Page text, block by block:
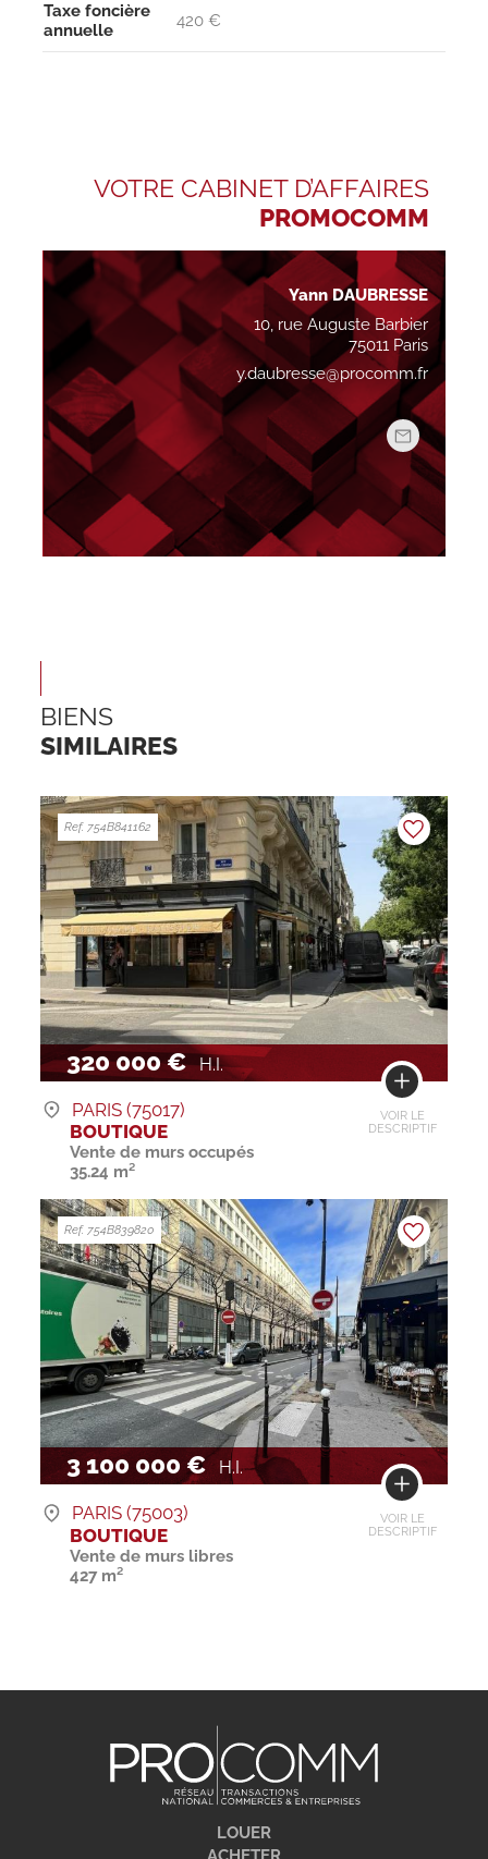
Taxe foncière
annuelle
420 €
VOTRE CABINET D’AFFAIRES
PROMOCOMM
Yann DAUBRESSE
10, rue Auguste Barbier
75011 Paris
y.daubresse@procomm.fr
BIENS
SIMILAIRES
320 000 € H.I.
VOIR LE
DESCRIPTIF
Ref. 754B841162
PARIS (75017)
BOUTIQUE
Vente de murs occupés
35.24 m²
3 100 000 € H.I.
VOIR LE
DESCRIPTIF
Ref. 754B839820
PARIS (75003)
BOUTIQUE
Vente de murs libres
427 m²
LOUER